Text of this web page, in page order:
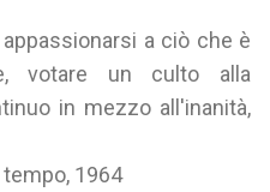
a ciò che è
votare un culto alla
in mezzo all'inanità,
tempo, 1964